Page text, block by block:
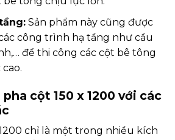
Sản phẩm này cũng được
công trình hạ tầng như cầu
để thi công các cột bê tông
cột 150 x 1200 với các
chỉ là một trong nhiều kích